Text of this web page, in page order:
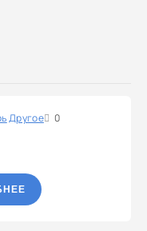
Другое 0